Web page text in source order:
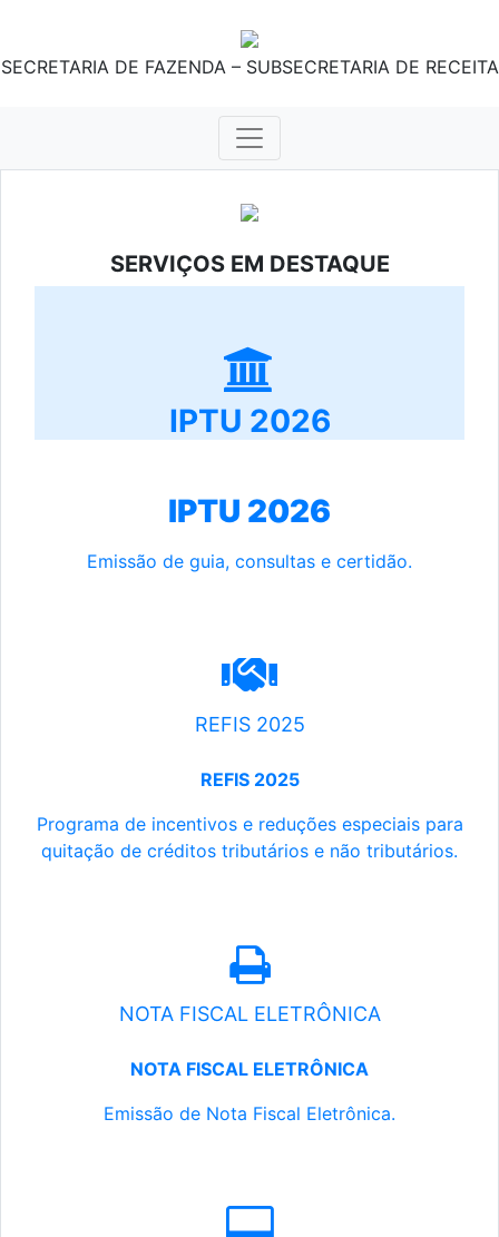
SECRETARIA DE FAZENDA – SUBSECRETARIA DE RECEITA
SERVIÇOS EM DESTAQUE
IPTU 2026
IPTU 2026
Emissão de guia, consultas e certidão.
REFIS 2025
REFIS 2025
Programa de incentivos e reduções especiais para
quitação de créditos tributários e não tributários.
NOTA FISCAL ELETRÔNICA
NOTA FISCAL ELETRÔNICA
Emissão de Nota Fiscal Eletrônica.